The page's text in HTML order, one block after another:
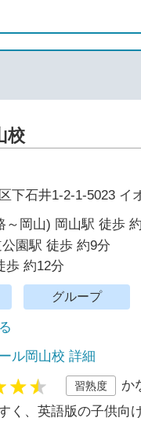
校
下石井1-2-1-5023 イ
～岡山) 岡山駅 徒歩
園駅 徒歩 約9分
歩 約12分
グループ
ル岡山校 詳細
習熟度
か
く、英語版の子供向